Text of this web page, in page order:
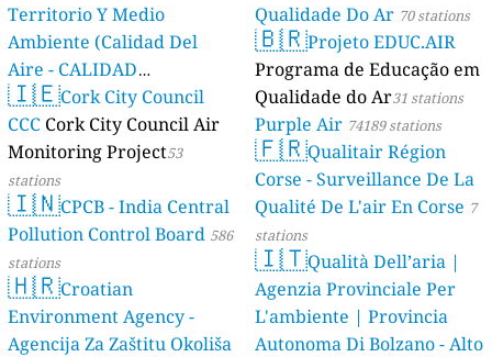
Territorio Y Medio
Ambiente (Calidad Del
Aire - CALIDAD
AMBIENTAL) 23 stations
🇮🇪Cork City Council
CCC Cork City Council Air
Monitoring Project53
stations
🇮🇳CPCB - India Central
Pollution Control Board 586
stations
🇭🇷Croatian
Environment Agency -
Agencija Za Zaštitu Okoliša
Qualidade Do Ar 70 stations
🇧🇷Projeto EDUC.AIR
Programa de Educação em
Qualidade do Ar31 stations
Purple Air 74189 stations
🇫🇷Qualitair Région
Corse - Surveillance De La
Qualité De L'air En Corse 7
stations
🇮🇹Qualità Dell’aria |
Agenzia Provinciale Per
L'ambiente | Provincia
Autonoma Di Bolzano - Alto